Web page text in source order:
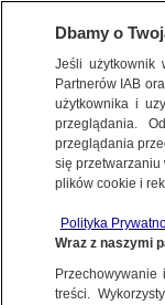
BIZNES
PIENIĄDZE
Na
Dbamy o
Jeśli
Partnerów IAB
użytkownika i
przeglądania.
przeglądania
się
plików cookie i
Polityka
Wraz z naszymi
treści.